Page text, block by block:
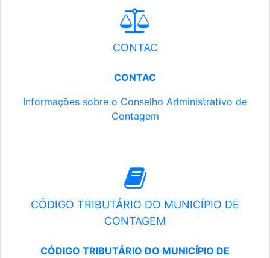
CONTAC
CONTAC
Informações sobre o Conselho Administrativo de
Contagem
CÓDIGO TRIBUTÁRIO DO MUNICÍPIO DE
CONTAGEM
CÓDIGO TRIBUTÁRIO DO MUNICÍPIO DE